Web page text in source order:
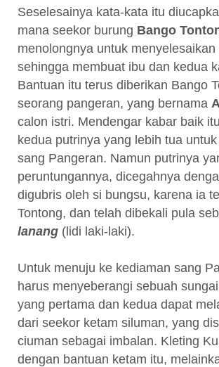
Seselesainya kata-kata itu
mana seekor burung Bango
menolongnya untuk
sehingga membuat ibu dan kedua
Bantuan itu terus diberikan Bango
seorang pangeran, yang bernama
calon istri. Mendengar kabar baik
kedua putrinya yang lebih tua
sang Pangeran. Namun putrinya
peruntungannya, dicegahnya
digubris oleh si bungsu, karena ia
Tontong, dan telah dibekali pula
lanang (lidi laki-laki).
Untuk menuju ke kediaman sang
harus menyeberangi sebuah
yang pertama dan kedua dapat
dari seekor ketam siluman, yang
ciuman sebagai imbalan. Kleting
dengan bantuan ketam itu,